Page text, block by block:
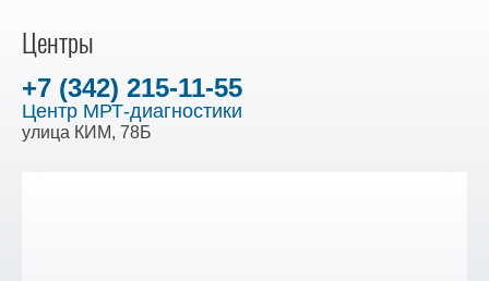
Центры
+7 (342) 215-11-55
Центр МРТ-диагностики
улица КИМ, 78Б